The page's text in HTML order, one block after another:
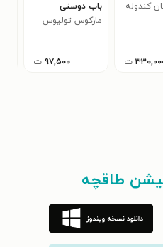
کندوله
ت
باب دوستی
مارکوس تولیوس
۹۷,۵۰۰ ت
طاقچه